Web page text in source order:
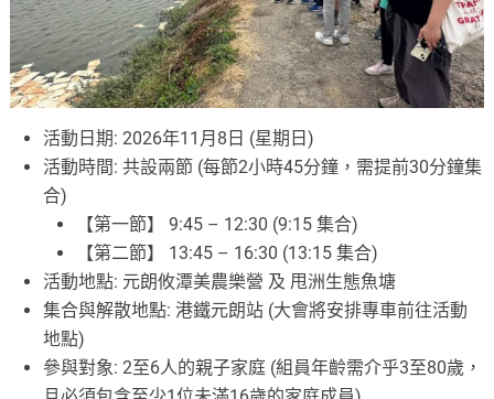
活動日期: 2026年11月8日 (星期日)
活動時間: 共設兩節 (每節2小時45分鐘，需提前30分鐘集
合)
【第一節】 9:45 – 12:30 (9:15 集合)
【第二節】 13:45 – 16:30 (13:15 集合)
活動地點: 元朗攸潭美農樂營 及 甩洲生態魚塘
集合與解散地點: 港鐵元朗站 (大會將安排專車前往活動
地點)
參與對象: 2至6人的親子家庭 (組員年齡需介乎3至80歲，